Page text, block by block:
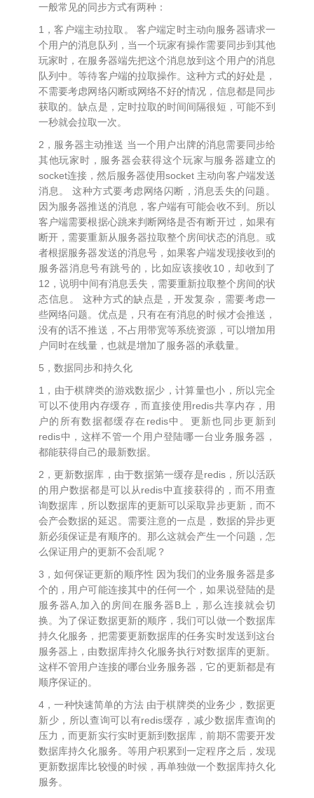
一般常见的同步方式有两种：
1，客户端主动拉取。 客户端定时主动向服务器请求一
个用户的消息队列，当一个玩家有操作需要同步到其他
玩家时，在服务器端先把这个消息放到这个用户的消息
队列中。等待客户端的拉取操作。这种方式的好处是，
不需要考虑网络闪断或网络不好的情况，信息都是同步
获取的。缺点是，定时拉取的时间间隔很短，可能不到
一秒就会拉取一次。
2，服务器主动推送 当一个用户出牌的消息需要同步给
其他玩家时，服务器会获得这个玩家与服务器建立的
socket连接，然后服务器使用socket 主动向客户端发送
消息。 这种方式要考虑网络闪断，消息丢失的问题。
因为服务器推送的消息，客户端有可能会收不到。所以
客户端需要根据心跳来判断网络是否有断开过，如果有
断开，需要重新从服务器拉取整个房间状态的消息。或
者根据服务器发送的消息号，如果客户端发现接收到的
服务器消息号有跳号的，比如应该接收10，却收到了
12，说明中间有消息丢失，需要重新拉取整个房间的状
态信息。 这种方式的缺点是，开发复杂，需要考虑一
些网络问题。优点是，只有在有消息的时候才会推送，
没有的话不推送，不占用带宽等系统资源，可以增加用
户同时在线量，也就是增加了服务器的承载量。
5，数据同步和持久化
1，由于棋牌类的游戏数据少，计算量也小，所以完全
可以不使用内存缓存，而直接使用redis共享内存，用
户的所有数据都缓存在redis中。更新也同步更新到
redis中，这样不管一个用户登陆哪一台业务服务器，
都能获得自己的最新数据。
2，更新数据库，由于数据第一缓存是redis，所以活跃
的用户数据都是可以从redis中直接获得的，而不用查
询数据库，所以数据库的更新可以采取异步更新，而不
会产会数据的延迟。需要注意的一点是，数据的异步更
新必须保证是有顺序的。那么这就会产生一个问题，怎
么保证用户的更新不会乱呢？
3，如何保证更新的顺序性 因为我们的业务服务器是多
个的，用户可能连接其中的任何一个，如果说登陆的是
服务器A,加入的房间在服务器B上，那么连接就会切
换。为了保证数据更新的顺序，我们可以做一个数据库
持久化服务，把需要更新数据库的任务实时发送到这台
服务器上，由数据库持久化服务执行对数据库的更新。
这样不管用户连接的哪台业务服务器，它的更新都是有
顺序保证的。
4，一种快速简单的方法 由于棋牌类的业务少，数据更
新少，所以查询可以有redis缓存，减少数据库查询的
压力，而更新实行实时更新到数据库，前期不需要开发
数据库持久化服务。等用户积累到一定程序之后，发现
更新数据库比较慢的时候，再单独做一个数据库持久化
服务。